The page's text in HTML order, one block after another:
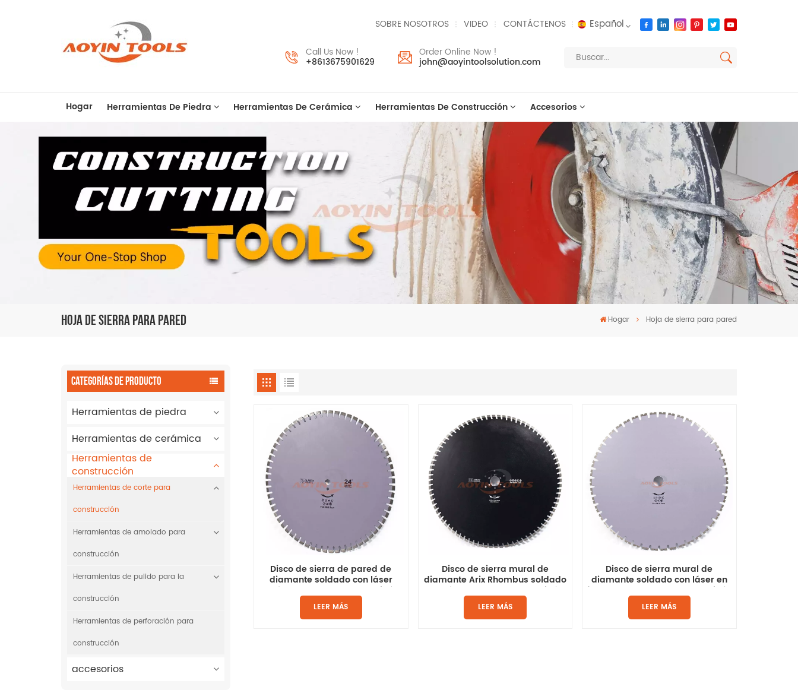
SOBRE NOSOTROS VIDEO CONTÁCTENOS Español
русский
español
العربية
português
Call Us Now !
+8613675901629
Order Online Now !
john@aoyintoolsolution.com
Hogar Herramientas De Piedra Herramientas De Cerámica Herramientas De Construcción Accesorios
Hoja De Sierra Para Pared Hogar Hoja de sierra para pared
CATEGORÍAS DE PRODUCTO
Herramientas de piedra
Herramientas de cerámica
Herramientas de
construcción
Herramientas de corte para
construcción
Herramientas de amolado para
construcción
Herramientas de pulido para la
construcción
Herramientas de perforación para
construcción
accesorios
Disco de sierra de pared de
diamante soldado con láser
estándar para cortar hormigón
LEER MÁS
Disco de sierra mural de
diamante Arix Rhombus soldado
con láser para cortar hormigón
LEER MÁS
Disco de sierra mural de
diamante soldado con láser en
forma de V para cortar hormigón
LEER MÁS